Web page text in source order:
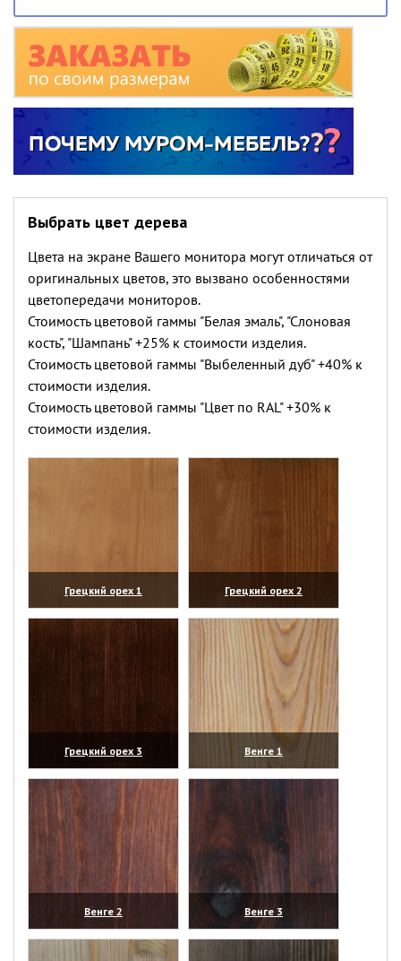
Выбрать цвет дерева
Цвета на экране Вашего монитора могут отличаться от
оригинальных цветов, это вызвано особенностями
цветопередачи мониторов.
Стоимость цветовой гаммы "Белая эмаль", "Слоновая
кость", "Шампань" +25% к стоимости изделия.
Стоимость цветовой гаммы "Выбеленный дуб" +40% к
стоимости изделия.
Стоимость цветовой гаммы "Цвет по RAL" +30% к
стоимости изделия.
Грецкий орех 1
(увеличить)
Грецкий орех 2
(увеличить)
Грецкий орех 3
(увеличить)
Венге 1
(увеличить)
Венге 2
(увеличить)
Венге 3
(увеличить)